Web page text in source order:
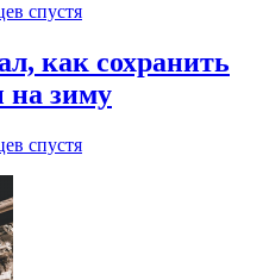
спустя
как сохранить
зиму
спустя